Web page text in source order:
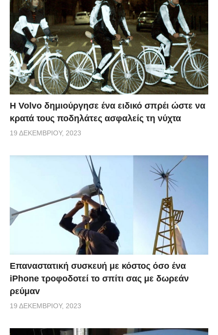
Η Volvo δημιούργησε ένα ειδικό σπρέι ώστε να
κρατά τους ποδηλάτες ασφαλείς τη νύχτα
19 ΔΕΚΕΜΒΡΊΟΥ, 2023
Επαναστατική συσκευή με κόστος όσο ένα
iPhone τροφοδοτεί το σπίτι σας με δωρεάν
ρεύμαv
19 ΔΕΚΕΜΒΡΊΟΥ, 2023